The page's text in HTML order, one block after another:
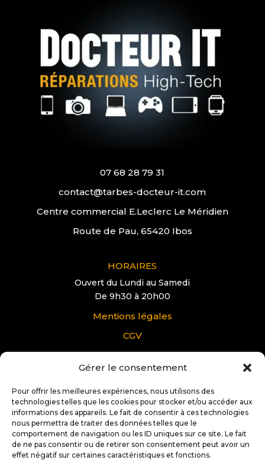
Gérer le consentement
Pour offrir les meilleures expériences, nous utilisons des
technologies telles que les cookies pour stocker et/ou accéder aux
informations des appareils. Le fait de consentir à ces technologies
nous permettra de traiter des données telles que le
comportement de navigation ou les ID uniques sur ce site. Le fait
de ne pas consentir ou de retirer son consentement peut avoir un
effet négatif sur certaines caractéristiques et fonctions.
07 68 28 79 31
contact@tarbes-docteur-it.com
Centre commercial E.Leclerc Le Méridien
Route de Pau, 65420 Ibos
HORAIRES
Ouvert du Lundi au Samedi
De 9h30 à 20h00
Mentions légales
CGV
VOUS AVEZ UNE QUESTION?
Pour tous renseignements supplémentaire sur
Docteur IT Ibos:
Contactez nous